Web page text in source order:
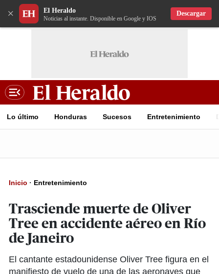
× El Heraldo
Noticias al instante. Disponible en Google y IOS
Descargar
Lo último Honduras Sucesos Entretenimiento
Inicio · Entretenimiento
Trasciende muerte de Oliver
Tree en accidente aéreo en Río
de Janeiro
El cantante estadounidense Oliver Tree figura en el
manifiesto de vuelo de una de las aeronaves que